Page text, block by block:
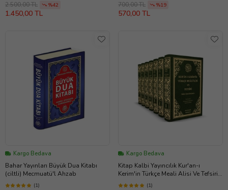
2.500,00 TL %42
1.450,00 TL
700,00 TL %19
570,00 TL
Kargo Bedava
Bahar Yayınları Büyük Dua Kitabı
(ciltli) Mecmuatü'l Ahzab
(1)
Kargo Bedava
Kitap Kalbi Yayıncılık Kur'an-ı
Kerim'in Türkçe Meali Alisi Ve Tefsiri
(7 Kitap Takım) Ömer Nasuhi Bilmen
(1)